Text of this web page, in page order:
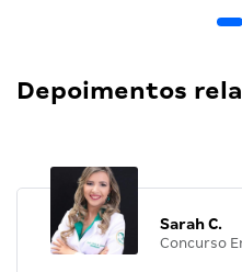
Depoimentos
Sarah C.
Concurso